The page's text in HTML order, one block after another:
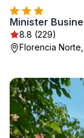
Minister
8.8 (229)
Florencia